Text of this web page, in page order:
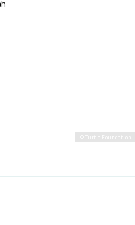
© Turtle Foundation